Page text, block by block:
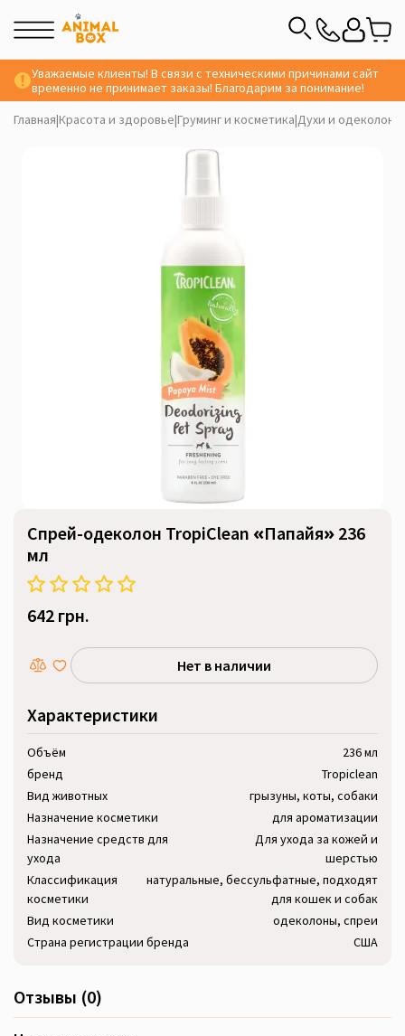
Уважаемые клиенты! В связи с техническими причинами сайт
временно не принимает заказы! Благодарим за понимание!
Главная|Красота и здоровье|Груминг и косметика|Духи и одеколоны
Спрей-одеколон TropiClean «Папайя» 236
мл
642 грн.
Нет в наличии
Характеристики
Объём
236 мл
бренд
Tropiclean
Вид животных
грызуны, коты, собаки
Назначение косметики
для ароматизации
Назначение средств для
ухода
Для ухода за кожей и
шерстью
Классификация
косметики
натуральные, бессульфатные, подходят
для кошек и собак
Вид косметики
одеколоны, спреи
Страна регистрации бренда
США
Отзывы (0)